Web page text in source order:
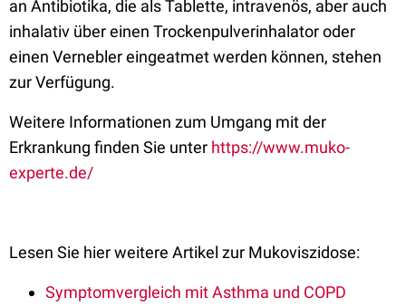
an Antibiotika, die als Tablette, intravenös, aber auch
inhalativ über einen Trockenpulverinhalator oder
einen Vernebler eingeatmet werden können, stehen
zur Verfügung.
Weitere Informationen zum Umgang mit der
Erkrankung finden Sie unter https://www.muko-
experte.de/
Lesen Sie hier weitere Artikel zur Mukoviszidose:
Symptomvergleich mit Asthma und COPD